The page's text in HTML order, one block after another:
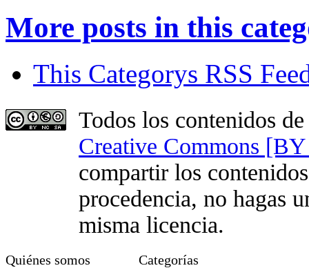
More posts in this
This Categorys RSS
Todos los contenidos
Creative Commons
compartir los
procedencia, no hagas
misma licencia.
Quiénes somos Categorías